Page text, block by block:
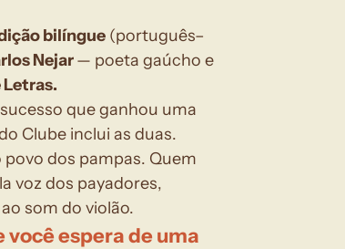
bilíngue (português–
Nejar — poeta gaúcho e
Letras.
que ganhou uma
Clube inclui as duas.
dos pampas. Quem
voz dos payadores,
som do violão.
espera de uma